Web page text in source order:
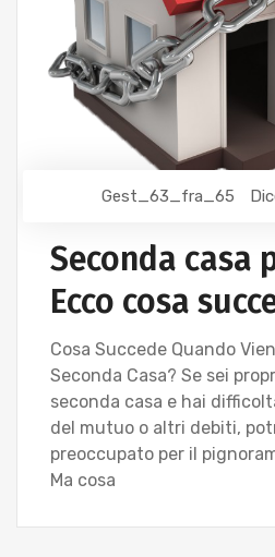
Gest_63_fra_65
Seconda casa
Ecco cosa
Cosa Succede Quando
Seconda Casa? Se sei
seconda casa e hai
del mutuo o altri debiti,
preoccupato per il
Ma cosa